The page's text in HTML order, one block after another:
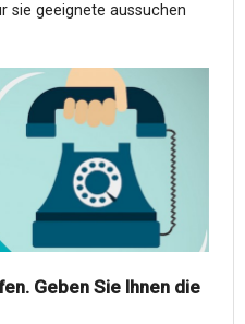
sie geeignete aussuchen
Geben Sie Ihnen die